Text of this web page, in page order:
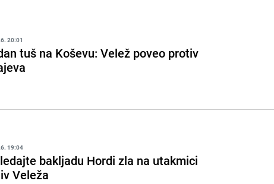
20:01
tuš na Koševu: Velež poveo protiv
19:04
bakljadu Hordi zla na utakmici
Veleža